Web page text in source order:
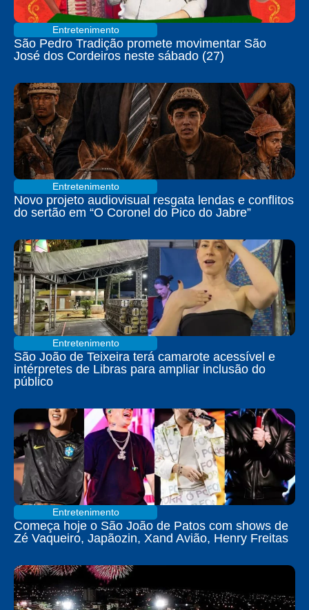
Entretenimento
São Pedro Tradição promete movimentar São
José dos Cordeiros neste sábado (27)
Entretenimento
Novo projeto audiovisual resgata lendas e conflitos
do sertão em “O Coronel do Pico do Jabre”
Entretenimento
São João de Teixeira terá camarote acessível e
intérpretes de Libras para ampliar inclusão do
público
Entretenimento
Começa hoje o São João de Patos com shows de
Zé Vaqueiro, Japãozin, Xand Avião, Henry Freitas